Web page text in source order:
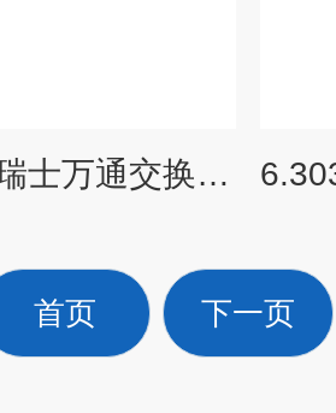
6.1542.020瑞士万通交换单元及耗材三通阀
首页 下一页